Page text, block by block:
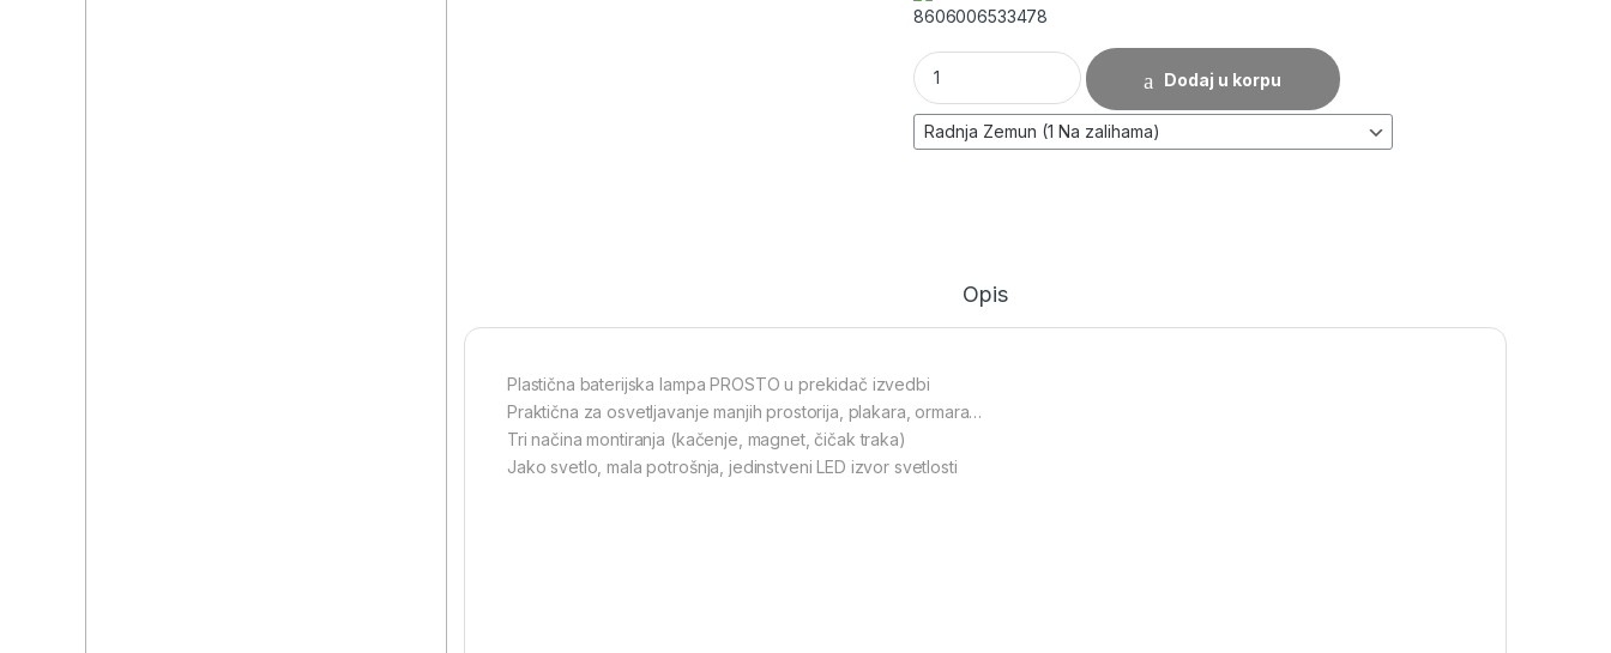
8606006533478
LED baterijska lampa - prekidač 3W LED količina
Dodaj u korpu
Opis
Plastična baterijska lampa PROSTO u prekidač izvedbi
Praktična za osvetljavanje manjih prostorija, plakara, ormara…
Tri načina montiranja (kačenje, magnet, čičak traka)
Jako svetlo, mala potrošnja, jedinstveni LED izvor svetlosti